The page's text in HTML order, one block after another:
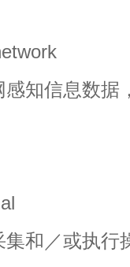
知信息数据
和／或执行